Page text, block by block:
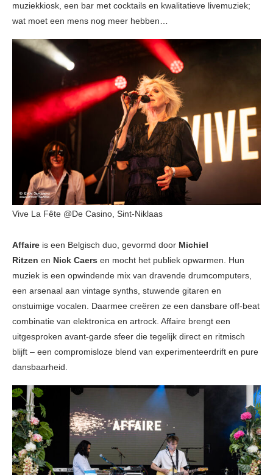
muziekkiosk, een bar met cocktails en kwalitatieve livemuziek;
wat moet een mens nog meer hebben…
Vive La Fête @De Casino, Sint-Niklaas
Affaire is een Belgisch duo, gevormd door Michiel
Ritzen en Nick Caers en mocht het publiek opwarmen. Hun
muziek is een opwindende mix van dravende drumcomputers,
een arsenaal aan vintage synths, stuwende gitaren en
onstuimige vocalen. Daarmee creëren ze een dansbare off-beat
combinatie van elektronica en artrock. Affaire brengt een
uitgesproken avant-garde sfeer die tegelijk direct en ritmisch
blijft – een compromisloze blend van experimenteerdrift en pure
dansbaarheid.